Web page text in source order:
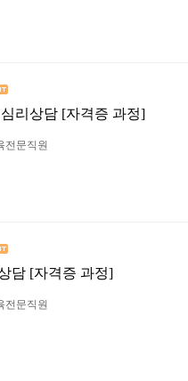
리상담 [자격증 과정]
전문직원
담 [자격증 과정]
전문직원